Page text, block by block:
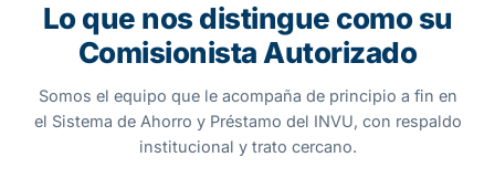
Lo que nos distingue como su
Comisionista Autorizado
Somos el equipo que le acompaña de principio a fin en
el Sistema de Ahorro y Préstamo del INVU, con respaldo
institucional y trato cercano.